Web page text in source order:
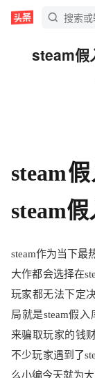
steam假
steam
steam假
steam作为当下最
大作都会选择在
玩家都无法下定
局就是steam假入
来骗取玩家的钱
不少玩家遇到了
么小编今天就为